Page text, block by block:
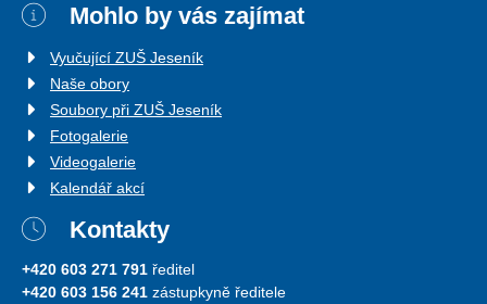
Mohlo by vás zajímat
Vyučující ZUŠ Jeseník
Naše obory
Soubory při ZUŠ Jeseník
Fotogalerie
Videogalerie
Kalendář akcí
Kontakty
+420 603 271 791 ředitel
+420 603 156 241 zástupkyně ředitele